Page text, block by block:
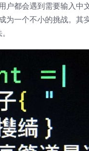
户都会遇到需要输入
为一个不小的挑战。